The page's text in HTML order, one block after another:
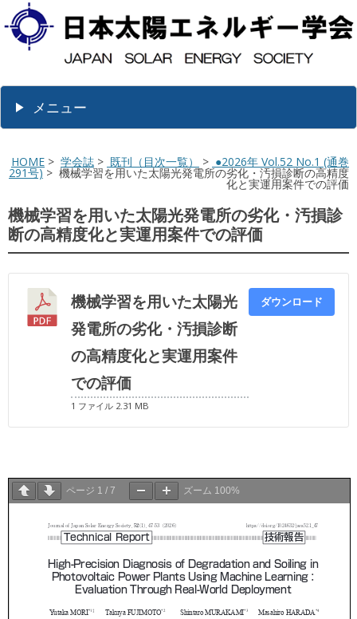
メニュー
HOME > 学会誌 > 既刊（目次一覧） > ●2026年 Vol.52 No.1 (通巻
291号) > 機械学習を用いた太陽光発電所の劣化・汚損診断の高精度
化と実運用案件での評価
機械学習を用いた太陽光発電所の劣化・汚損診
断の高精度化と実運用案件での評価
機械学習を用いた太陽光
発電所の劣化・汚損診断
の高精度化と実運用案件
での評価
1 ファイル 2.31 MB
ダウンロード
ページ 1 / 7 ズーム 100%